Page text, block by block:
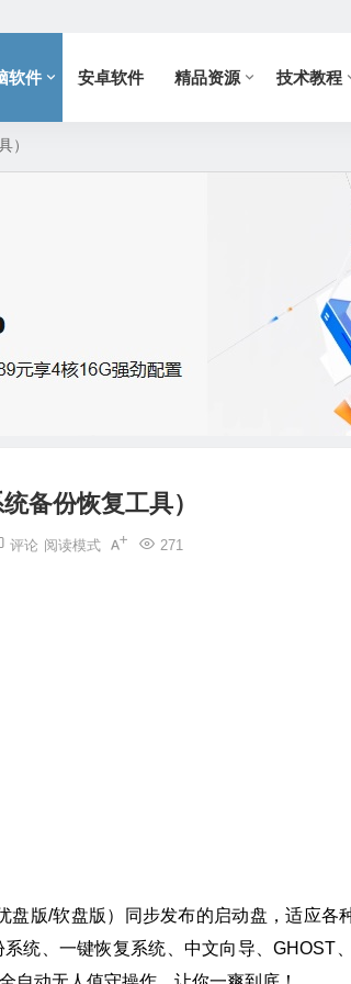
软件 安卓软件 精品资源 技术教程
）
备份恢复工具）
评论 271
阅读模式
盘版/软盘版）同步发布的启动盘，适应各
统、一键恢复系统、中文向导、GHOST